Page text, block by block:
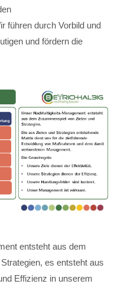
führen durch Vorbild und
und fördern die
entsteht aus dem
es entsteht aus
Effizienz in unserem